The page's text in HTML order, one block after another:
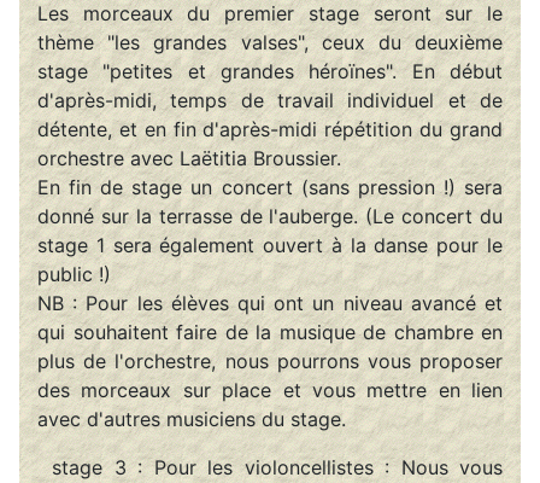
Les morceaux du premier stage seront sur le
thème "les grandes valses", ceux du deuxième
stage "petites et grandes héroïnes". En début
d'après-midi, temps de travail individuel et de
détente, et en fin d'après-midi répétition du grand
orchestre avec Laëtitia Broussier.
En fin de stage un concert (sans pression !) sera
donné sur la terrasse de l'auberge. (Le concert du
stage 1 sera également ouvert à la danse pour le
public !)
NB : Pour les élèves qui ont un niveau avancé et
qui souhaitent faire de la musique de chambre en
plus de l'orchestre, nous pourrons vous proposer
des morceaux sur place et vous mettre en lien
avec d'autres musiciens du stage.
stage 3 : Pour les violoncellistes : Nous vous